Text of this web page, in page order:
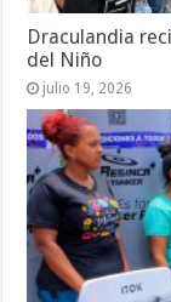
Draculandia
del Niño
julio 19, 2026